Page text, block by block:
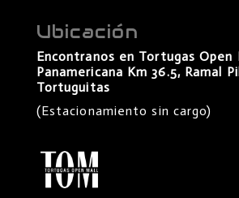
Ubicación
Encontranos en Tortugas Open
Panamericana Km 36.5, Ramal
Tortuguitas
(Estacionamiento sin cargo)